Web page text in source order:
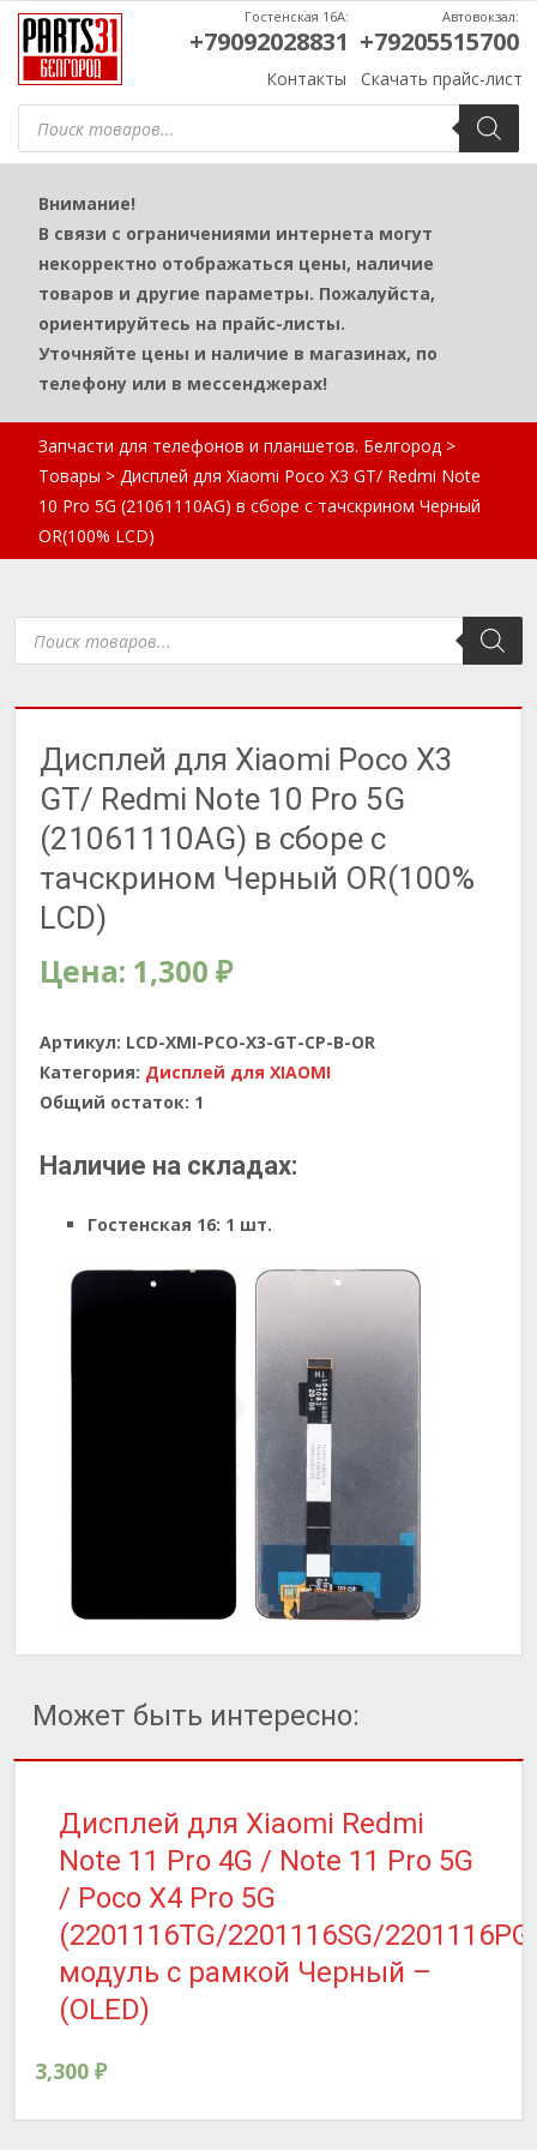
Поиск
товаров
Контакты Скачать прайс-лист
Гостенская 16А:
+79092028831
Автовокзал:
+79205515700
Внимание!
В связи с ограничениями интернета могут
некорректно отображаться цены, наличие
товаров и другие параметры. Пожалуйста,
ориентируйтесь на прайс-листы.
Уточняйте цены и наличие в магазинах, по
телефону или в мессенджерах!
Запчасти для телефонов и планшетов. Белгород >
Товары > Дисплей для Xiaomi Poco X3 GT/ Redmi Note
10 Pro 5G (21061110AG) в сборе с тачскрином Черный
OR(100% LCD)
Поиск
товаров
Дисплей для Xiaomi Poco X3
GT/ Redmi Note 10 Pro 5G
(21061110AG) в сборе с
тачскрином Черный OR(100%
LCD)
Цена: 1,300 ₽
Артикул: LCD-XMI-PCO-X3-GT-CP-B-OR
Категория: Дисплей для XIAOMI
Общий остаток: 1
Наличие на складах:
Гостенская 16: 1 шт.
Может быть интересно:
Дисплей для Xiaomi Redmi
Note 11 Pro 4G / Note 11 Pro 5G
/ Poco X4 Pro 5G
(2201116TG/2201116SG/
модуль с рамкой Черный –
(OLED)
3,300 ₽